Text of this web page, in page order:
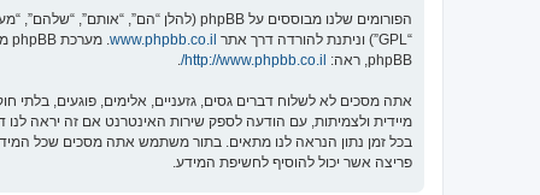
הפורומים שלנו מבוססים על phpBB (להלן “הם”, “אותם”, “שלהם”, “מערכת phpBB”, “www.phpbb.co.il”, “קבוצת phpBB”, “צוות phpBB הישראלי”) אשר הינה מערכת בולטיין המשוחררת תחת הסכם “
“GPL”) וניתנת להורדה דרך אתר
www.phpbb.co.il
phpBB, ראה:
http://www.phpbb.co.il/
.
אתה מסכים לא לשלוח דברים גסים, גזעניים, אלימים, פוגעים,
פריצה אשר יכול להוסיף לחשיפת המידע.